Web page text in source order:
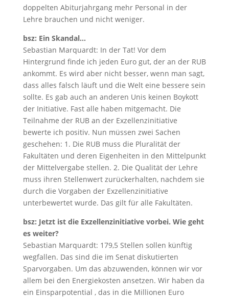
doppelten Abiturjahrgang mehr Personal in der
Lehre brauchen und nicht weniger.
bsz: Ein Skandal…
Sebastian Marquardt: In der Tat! Vor dem
Hintergrund finde ich jeden Euro gut, der an der RUB
ankommt. Es wird aber nicht besser, wenn man sagt,
dass alles falsch läuft und die Welt eine bessere sein
sollte. Es gab auch an anderen Unis keinen Boykott
der Initiative. Fast alle haben mitgemacht. Die
Teilnahme der RUB an der Exzellenzinitiative
bewerte ich positiv. Nun müssen zwei Sachen
geschehen: 1. Die RUB muss die Pluralität der
Fakultäten und deren Eigenheiten in den Mittelpunkt
der Mittelvergabe stellen. 2. Die Qualität der Lehre
muss ihren Stellenwert zurückerhalten, nachdem sie
durch die Vorgaben der Exzellenzinitiative
unterbewertet wurde. Das gilt für alle Fakultäten.
bsz: Jetzt ist die Exzellenzinitiative vorbei. Wie geht
es weiter?
Sebastian Marquardt: 179,5 Stellen sollen künftig
wegfallen. Das sind die im Senat diskutierten
Sparvorgaben. Um das abzuwenden, können wir vor
allem bei den Energiekosten ansetzen. Wir haben da
ein Einsparpotential , das in die Millionen Euro